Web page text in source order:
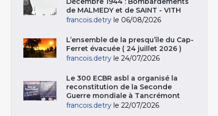
de MALMEDY et de SAINT - VITH
francois.detry le 06/08/2026
L’ensemble de la presqu’île du Cap-
Ferret évacuée ( 24 juillet 2026 )
francois.detry le 24/07/2026
Le 300 ECBR asbl a organisé la
reconstitution de la Seconde
Guerre mondiale à Tancrémont
francois.detry le 22/07/2026